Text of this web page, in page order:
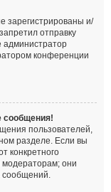
зарегистрированы и/
отправку
конференции
сообщения!
пользователей,
разделе. Если вы
конкретного
они
сообщений.